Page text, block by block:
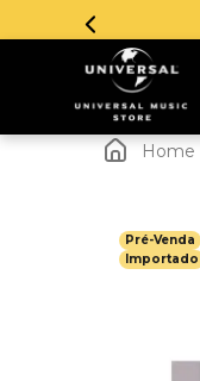
juros. Aproveite!
Pré-Venda
Importado